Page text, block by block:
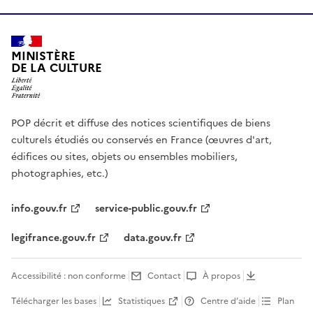
MINISTÈRE
DE LA CULTURE
POP décrit et diffuse des notices scientifiques de biens
culturels étudiés ou conservés en France (œuvres d'art,
édifices ou sites, objets ou ensembles mobiliers,
photographies, etc.)
info.gouv.fr
service-public.gouv.fr
legifrance.gouv.fr
data.gouv.fr
Accessibilité : non conforme Contact
À propos
Télécharger les bases
Statistiques Centre d’aide Plan